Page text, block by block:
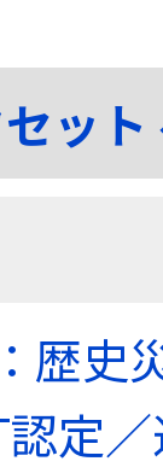
ッ
歴史
定